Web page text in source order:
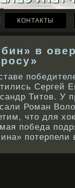
КОНТАКТЫ
в
Сергей
Титов. У
Роман
что для
победа
потерпели